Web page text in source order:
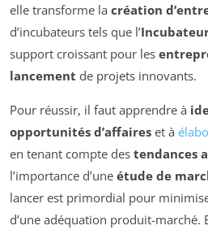
elle transforme la création
d’incubateurs tels que l’
support croissant pour les
lancement de projets innovants.
Pour réussir, il faut apprendre à
opportunités d’affaires et à
en tenant compte des tendances
l’importance d’une étude de
lancer est primordial pour
d’une adéquation produit-marché.